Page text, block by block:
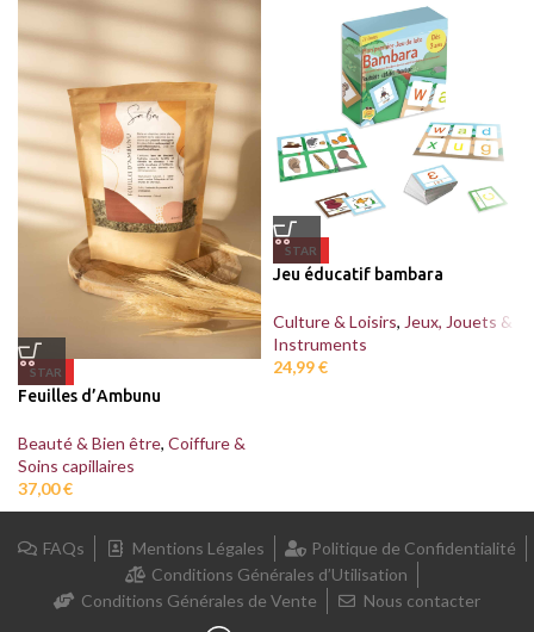
STAR
Feuilles d’Ambunu
Beauté & Bien être, Coiffure &
Soins capillaires
37,00€
STAR
Jeu éducatif bambara
Culture & Loisirs, Jeux, Jouets &
Instruments
24,99€
FAQs Mentions Légales
Politique de Confidentialité
Conditions Générales d’Utilisation
Conditions Générales de Vente
Nous contacter